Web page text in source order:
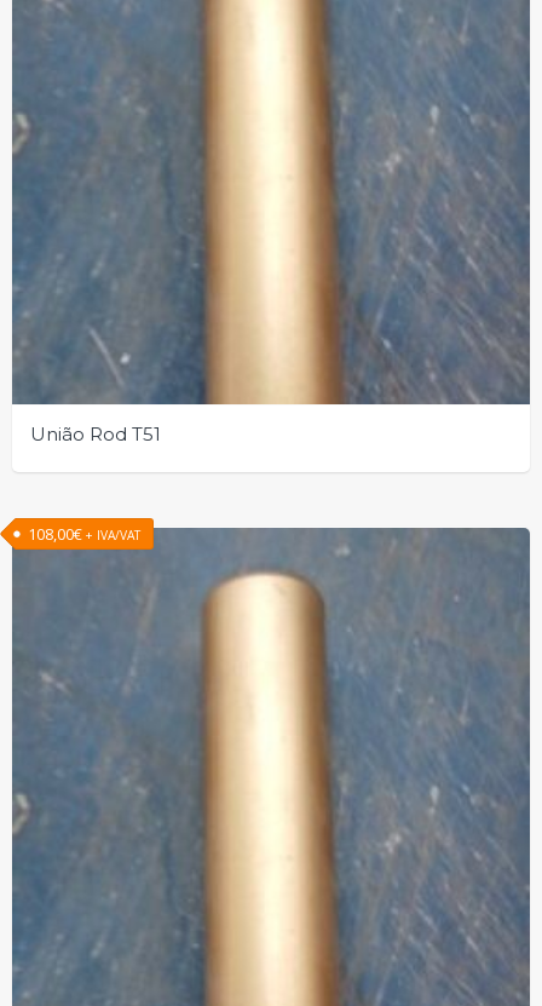
União Rod T51
108,00€ + IVA/VAT